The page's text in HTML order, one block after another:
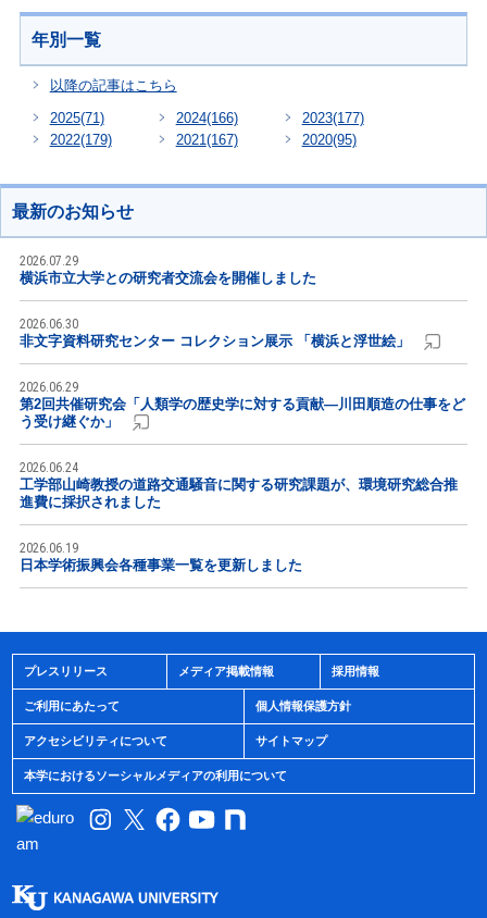
年別一覧
以降の記事はこちら
2025(71) 2024(166) 2023(177)
2022(179) 2021(167) 2020(95)
最新のお知らせ
2026.07.29
横浜市立大学との研究者交流会を開催しました
2026.06.30
非文字資料研究センター コレクション展示 「横浜と浮世絵」
2026.06.29
第2回共催研究会「人類学の歴史学に対する貢献―川田順造の仕事をど
う受け継ぐか」
2026.06.24
工学部山崎教授の道路交通騒音に関する研究課題が、環境研究総合推
進費に採択されました
2026.06.19
日本学術振興会各種事業一覧を更新しました
プレスリリース メディア掲載情報 採用情報
ご利用にあたって 個人情報保護方針
アクセシビリティについて サイトマップ
本学におけるソーシャルメディアの利用について